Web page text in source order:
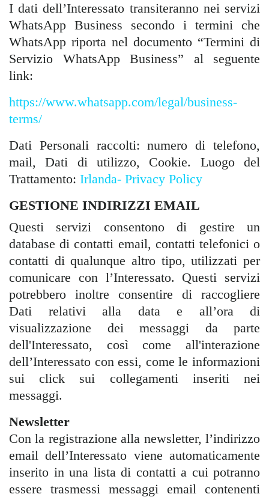
I dati dell’Interessato transiteranno nei servizi
WhatsApp Business secondo i termini che
WhatsApp riporta nel documento “Termini di
Servizio WhatsApp Business” al seguente
link:
https://www.whatsapp.com/legal/business-
terms/
Dati Personali raccolti: numero di telefono,
mail, Dati di utilizzo, Cookie. Luogo del
Trattamento: Irlanda- Privacy Policy
GESTIONE INDIRIZZI EMAIL
Questi servizi consentono di gestire un
database di contatti email, contatti telefonici o
contatti di qualunque altro tipo, utilizzati per
comunicare con l’Interessato. Questi servizi
potrebbero inoltre consentire di raccogliere
Dati relativi alla data e all’ora di
visualizzazione dei messaggi da parte
dell'Interessato, così come all'interazione
dell’Interessato con essi, come le informazioni
sui click sui collegamenti inseriti nei
messaggi.
Newsletter
Con la registrazione alla newsletter, l’indirizzo
email dell’Interessato viene automaticamente
inserito in una lista di contatti a cui potranno
essere trasmessi messaggi email contenenti